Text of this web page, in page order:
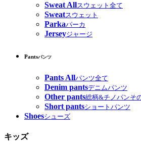
Sweat Allスウェット全て
Sweatスウェット
Parkaパーカ
Jerseyジャージ
Pantsパンツ
Pants Allパンツ全て
Denim pantsデニムパンツ
Other pants総柄&チノパンそ
Short pantsショートパンツ
Shoesシューズ
キッズ